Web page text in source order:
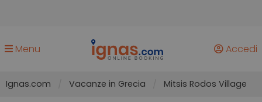
Menu Accedi
Ignas.com Vacanze in Grecia Mitsis Rodos Village